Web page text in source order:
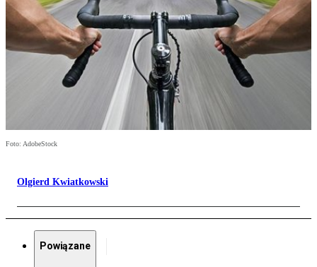
Foto: AdobeStock
Olgierd Kwiatkowski
Powiązane